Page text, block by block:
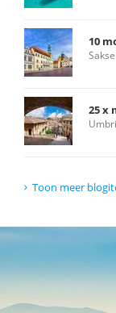
10
25 x
Toon meer